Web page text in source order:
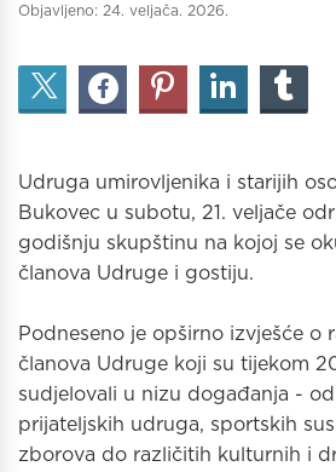
Objavljeno: 24. veljača. 2026.
Udruga umirovljenika i starijih
Bukovec u subotu, 21. veljače
godišnju skupštinu na kojoj se
članova Udruge i gostiju.
Podneseno je opširno izvješće o
članova Udruge koji su tijekom
sudjelovali u nizu događanja -
prijateljskih udruga, sportskih
zborova do različitih kulturnih i